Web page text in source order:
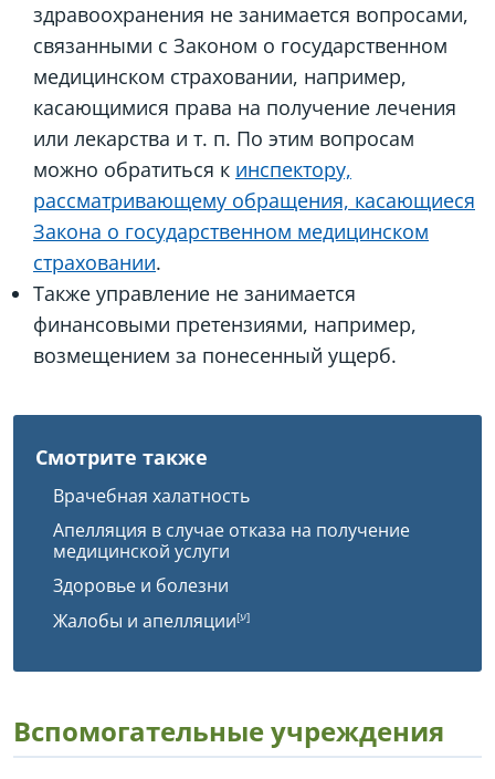
здравоохранения не занимается вопросами,
связанными с Законом о государственном
медицинском страховании, например,
касающимися права на получение лечения
или лекарства и т. п. По этим вопросам
можно обратиться к инспектору,
рассматривающему обращения, касающиеся
Закона о государственном медицинском
страховании.
Также управление не занимается
финансовыми претензиями, например,
возмещением за понесенный ущерб.
Смотрите также
Врачебная халатность
Апелляция в случае отказа на получение
медицинской услуги
Здоровье и болезни
Жалобы и апелляции
Вспомогательные учреждения